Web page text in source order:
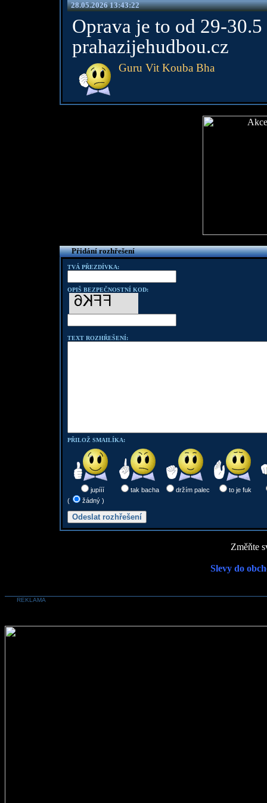
28.05.2026 13:43:22
Oprava je to od 29-30.5
prahazijehudbou.cz
Guru Vit Kouba Bha
Přidání rozhřešení
TVÁ PŘEZDÍVKA:
OPIŠ BEZPEČNOSTNÍ KOD:
TEXT ROZHŘEŠENÍ:
PŘILOŽ SMAILÍKA:
jupííí tak bacha držím palec
to je fuk
(
žádný )
Změňte
Slevy do
REKLAMA